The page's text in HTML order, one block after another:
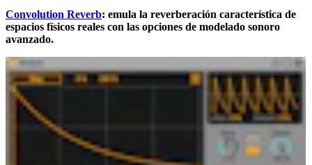
Convolution Reverb: emula la reverberación característica de
espacios físicos reales con las opciones de modelado sonoro
avanzado.